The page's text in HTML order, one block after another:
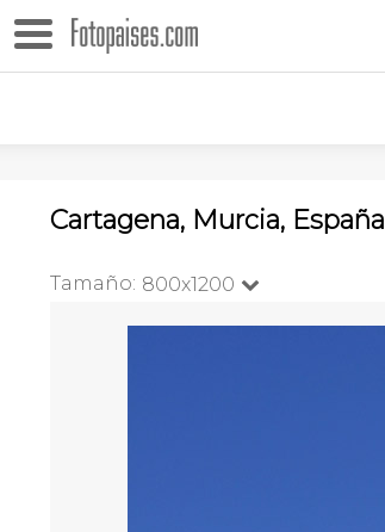
Cartagena, Murcia, España
Tamaño: 800x1200 